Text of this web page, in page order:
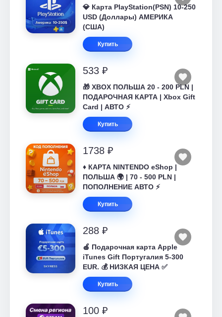
💎 Карта PlayStation(PSN) 10-250
USD (Доллары) АМЕРИКА
(США)
Купить
533 ₽
🎁 XBOX ПОЛЬША 20 - 200 PLN |
ПОДАРОЧНАЯ КАРТА | Xbox Gift
Card | АВТО ⚡
Купить
1738 ₽
♦️ КАРТА NINTENDO eShop |
ПОЛЬША 🌍 | 70 - 500 PLN |
ПОПОЛНЕНИЕ АВТО ⚡
Купить
288 ₽
🍎 Подарочная карта Apple
iTunes Gift Португалия 5-300
EUR. 💰 НИЗКАЯ ЦЕНА ✅
Купить
100 ₽